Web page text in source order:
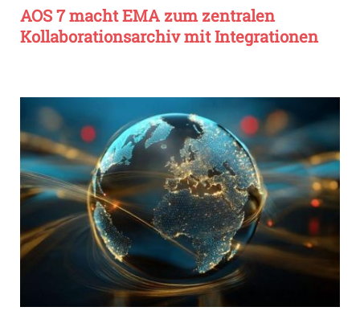
AOS 7 macht EMA zum zentralen
Kollaborationsarchiv mit Integrationen